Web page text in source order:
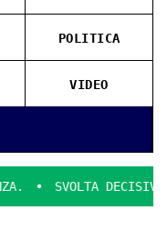
POLITICA
VIDEO
DECISIVA PER IL